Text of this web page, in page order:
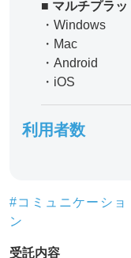
■ マルチプラ
・Windows
・Mac
・Android
・iOS
利用者数
#コミュニケーショ
ン
受託内容